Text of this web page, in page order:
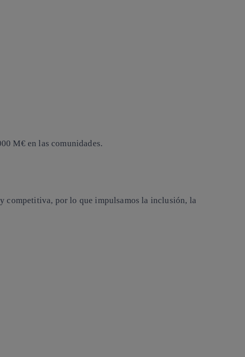
M€ en las comunidades.
competitiva, por lo que impulsamos la inclusión, la